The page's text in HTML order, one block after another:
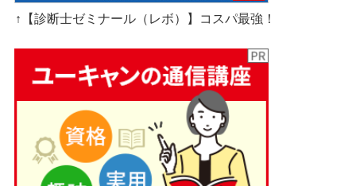
↑【診断士ゼミナール（レボ）】コスパ最強！